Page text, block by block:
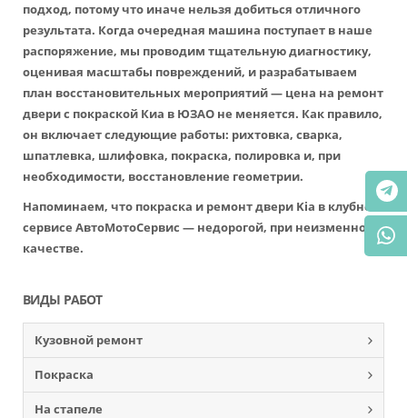
подход, потому что иначе нельзя добиться отличного
результата. Когда очередная машина поступает в наше
распоряжение, мы проводим тщательную диагностику,
оценивая масштабы повреждений, и разрабатываем
план восстановительных мероприятий — цена на ремонт
двери с покраской Киа в ЮЗАО не меняется. Как правило,
он включает следующие работы: рихтовка, сварка,
шпатлевка, шлифовка, покраска, полировка и, при
необходимости, восстановление геометрии.
Напоминаем, что покраска и ремонт двери Kia в клубном
сервисе АвтоМотоСервис — недорогой, при неизменном
качестве.
ВИДЫ РАБОТ
Кузовной ремонт
Покраска
На стапеле